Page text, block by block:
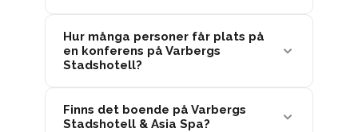
Hur många personer får plats på
en konferens på Varbergs
Stadshotell?
Finns det boende på Varbergs
Stadshotell & Asia Spa?